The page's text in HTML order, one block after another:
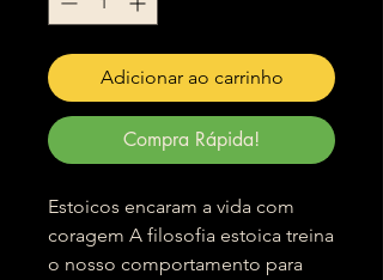
Adicionar ao carrinho
Compra Rápida!
Estoicos encaram a vida com
coragem A filosofia estoica treina
o nosso comportamento para